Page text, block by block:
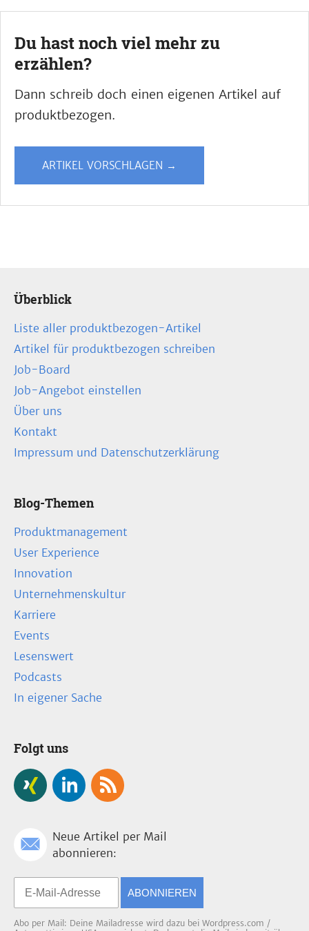
Du hast noch viel mehr zu
erzählen?
Dann schreib doch einen eigenen Artikel auf
produktbezogen.
ARTIKEL VORSCHLAGEN →
Überblick
Liste aller produktbezogen-Artikel
Artikel für produktbezogen schreiben
Job-Board
Job-Angebot einstellen
Über uns
Kontakt
Impressum und Datenschutzerklärung
Blog-Themen
Produktmanagement
User Experience
Innovation
Unternehmenskultur
Karriere
Events
Lesenswert
Podcasts
In eigener Sache
Folgt uns
Neue Artikel per Mail
abonnieren:
ABONNIEREN
Abo per Mail: Deine Mailadresse wird dazu bei Wordpress.com /